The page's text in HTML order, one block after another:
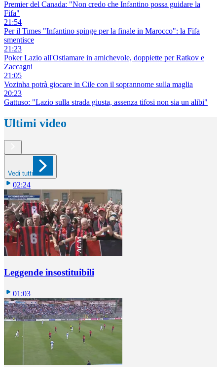
Premier del Canada: "Non credo che Infantino possa guidare la
Fifa"
21:54
Per il Times "Infantino spinge per la finale in Marocco": la Fifa
smentisce
21:23
Poker Lazio all'Ostiamare in amichevole, doppiette per Ratkov e
Zaccagni
21:05
Vozinha potrà giocare in Cile con il soprannome sulla maglia
20:23
Gattuso: "Lazio sulla strada giusta, assenza tifosi non sia un alibi"
Ultimi video
Vedi tutti
02:24
Leggende insostituibili
01:03